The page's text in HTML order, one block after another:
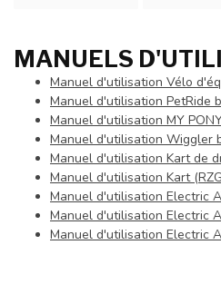
MANUELS
Manuel d'utilisation Vélo
Manuel d'utilisation PetRide
Manuel d'utilisation MY
Manuel d'utilisation Wiggler
Manuel d'utilisation Kart de
Manuel d'utilisation Kart
Manuel d'utilisation Electric
Manuel d'utilisation Electric
Manuel d'utilisation Electric